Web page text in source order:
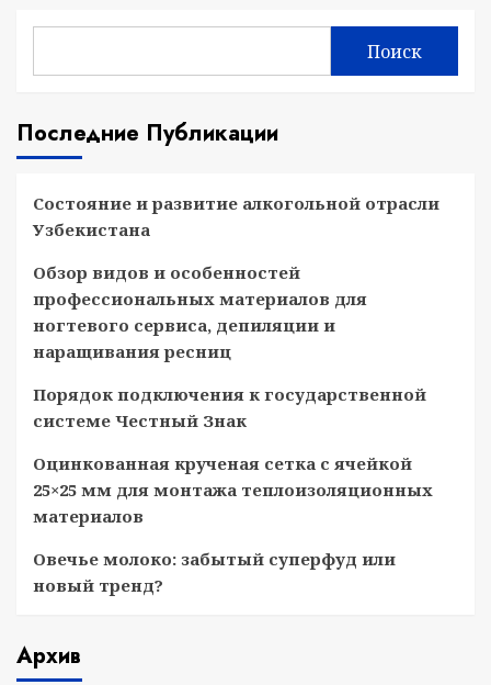
Поиск
Последние Публикации
Состояние и развитие алкогольной отрасли
Узбекистана
Обзор видов и особенностей
профессиональных материалов для
ногтевого сервиса, депиляции и
наращивания ресниц
Порядок подключения к государственной
системе Честный Знак
Оцинкованная крученая сетка с ячейкой
25×25 мм для монтажа теплоизоляционных
материалов
Овечье молоко: забытый суперфуд или
новый тренд?
Архив